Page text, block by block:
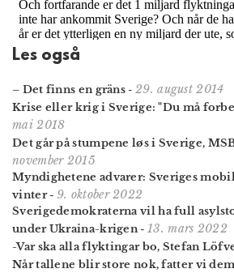
Les også
– Det finns en gräns - 29. august 2014
Krise eller krig i Sverige: "Du må
mai 2018
Det går på stumpene løs i Sverige,
november 2015
Myndighetene advarer: Sveriges
vinter- 9. oktober 2022
Sverigedemokraterna vil ha full
under Ukraina-krigen-13. mars 2022
-Var ska alla flyktingar bo, Stefan
Når tallene blir store nok, fatter vi